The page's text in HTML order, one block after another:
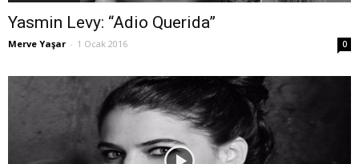
Yasmin Levy: “Adio Querida”
Merve Yaşar - 1 Ocak 2016 0